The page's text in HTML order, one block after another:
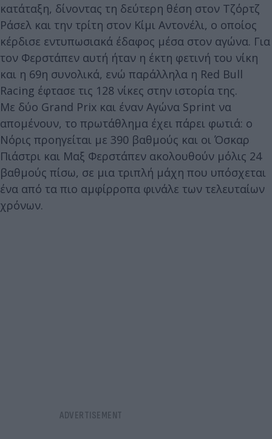
κατάταξη, δίνοντας τη δεύτερη θέση στον Τζόρτζ
Ράσελ και την τρίτη στον Κίμι Αντονέλι, ο οποίος
κέρδισε εντυπωσιακά έδαφος μέσα στον αγώνα. Για
τον Φερστάπεν αυτή ήταν η έκτη φετινή του νίκη
και η 69η συνολικά, ενώ παράλληλα η Red Bull
Racing έφτασε τις 128 νίκες στην ιστορία της.
Με δύο Grand Prix και έναν Αγώνα Sprint να
απομένουν, το πρωτάθλημα έχει πάρει φωτιά: ο
Νόρις προηγείται με 390 βαθμούς και οι Όσκαρ
Πιάστρι και Μαξ Φερστάπεν ακολουθούν μόλις 24
βαθμούς πίσω, σε μια τριπλή μάχη που υπόσχεται
ένα από τα πιο αμφίρροπα φινάλε των τελευταίων
χρόνων.